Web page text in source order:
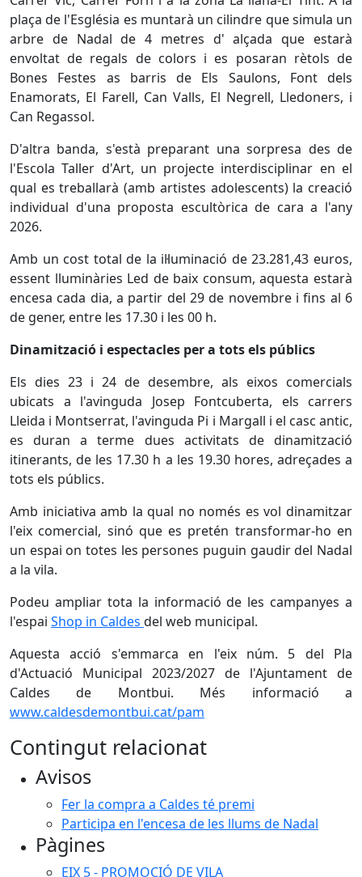
plaça de l'Església es muntarà un cilindre que simula un
arbre de Nadal de 4 metres d' alçada que estarà
envoltat de regals de colors i es posaran rètols de
Bones Festes as barris de Els Saulons, Font dels
Enamorats, El Farell, Can Valls, El Negrell, Lledoners, i
Can Regassol.
D'altra banda, s'està preparant una sorpresa des de
l'Escola Taller d'Art, un projecte interdisciplinar en el
qual es treballarà (amb artistes adolescents) la creació
individual d'una proposta escultòrica de cara a l'any
2026.
Amb un cost total de la il·luminació de 23.281,43 euros,
essent lluminàries Led de baix consum, aquesta estarà
encesa cada dia, a partir del 29 de novembre i fins al 6
de gener, entre les 17.30 i les 00 h.
Dinamització i espectacles per a tots els públics
Els dies 23 i 24 de desembre, als eixos comercials
ubicats a l'avinguda Josep Fontcuberta, els carrers
Lleida i Montserrat, l'avinguda Pi i Margall i el casc antic,
es duran a terme dues activitats de dinamització
itinerants, de les 17.30 h a les 19.30 hores, adreçades a
tots els públics.
Amb iniciativa amb la qual no només es vol dinamitzar
l'eix comercial, sinó que es pretén transformar-ho en
un espai on totes les persones puguin gaudir del Nadal
a la vila.
Podeu ampliar tota la informació de les campanyes a
l'espai Shop in Caldes del web municipal.
Aquesta acció s'emmarca en l'eix núm. 5 del Pla
d'Actuació Municipal 2023/2027 de l'Ajuntament de
Caldes de Montbui. Més informació a
www.caldesdemontbui.cat/pam
Contingut relacionat
Avisos
Fer la compra a Caldes té premi
Participa en l'encesa de les llums de Nadal
Pàgines
EIX 5 - PROMOCIÓ DE VILA